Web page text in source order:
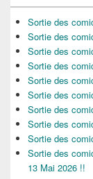
Sortie des
Sortie des
Sortie des
Sortie des
Sortie des
Sortie des
Sortie des
Sortie des
Sortie des
Sortie des
13 Mai 2026 !!